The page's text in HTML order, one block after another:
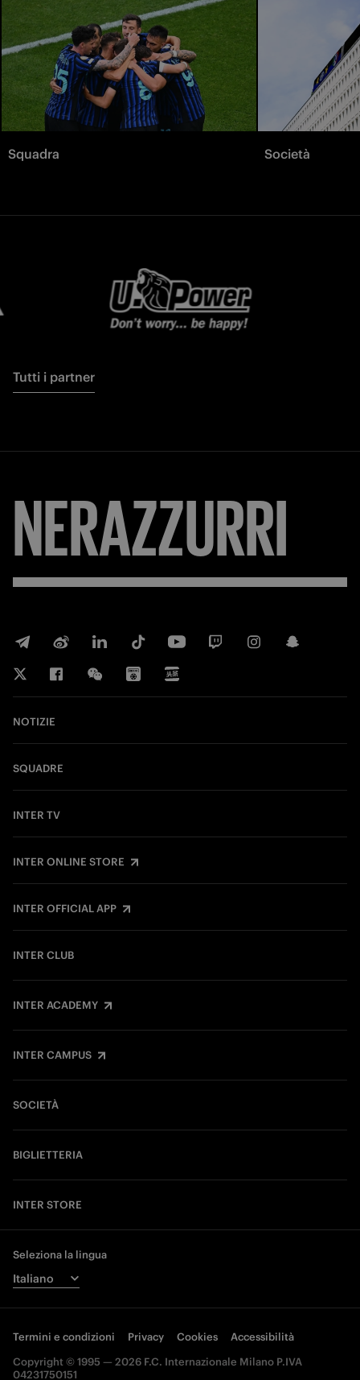
Squadra Società
Tutti i partner
NERAZZURRI
NOTIZIE
SQUADRE
INTER TV
INTER ONLINE STORE
INTER OFFICIAL APP
INTER CLUB
INTER ACADEMY
INTER CAMPUS
SOCIETÀ
BIGLIETTERIA
INTER STORE
Seleziona la lingua
Termini e condizioni Privacy Cookies
Accessibilità
Copyright © 1995 — 2026 F.C. Internazionale Milano P.IVA
04231750151